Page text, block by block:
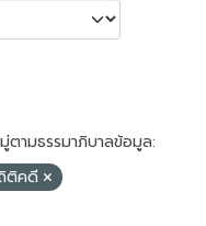
ตามธรรมาภิบาลข้อมูล:
ติคดี